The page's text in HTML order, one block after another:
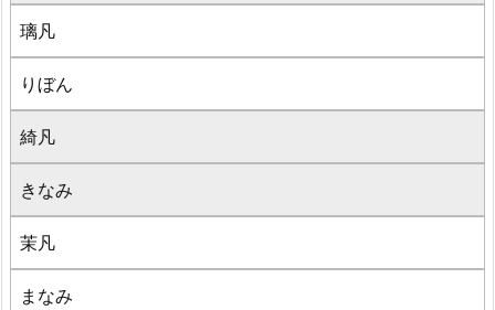
璃凡
りぼん
綺凡
きなみ
茉凡
まなみ